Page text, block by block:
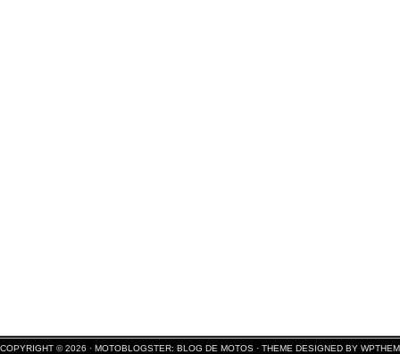
COPYRIGHT © 2026 · MOTOBLOGSTER: BLOG DE MOTOS · THEME DESIGNED BY